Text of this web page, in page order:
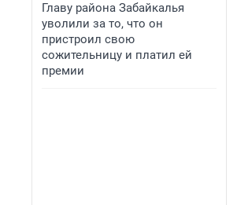
Главу района Забайкалья
уволили за то, что он
пристроил свою
сожительницу и платил ей
премии